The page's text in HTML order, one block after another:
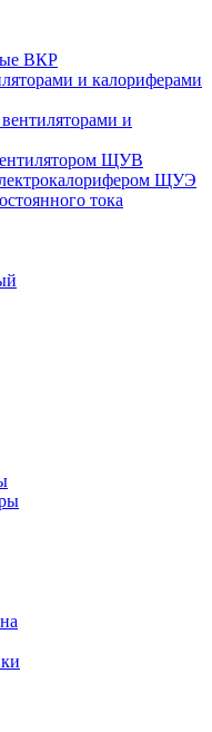
ВКР
и калориферами
и
ЩУВ
ЩУЭ
тока